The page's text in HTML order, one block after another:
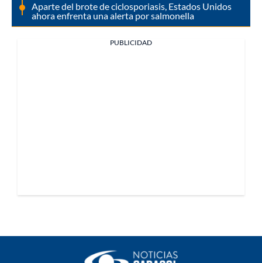
Aparte del brote de ciclosporiasis, Estados Unidos
ahora enfrenta una alerta por salmonella
PUBLICIDAD